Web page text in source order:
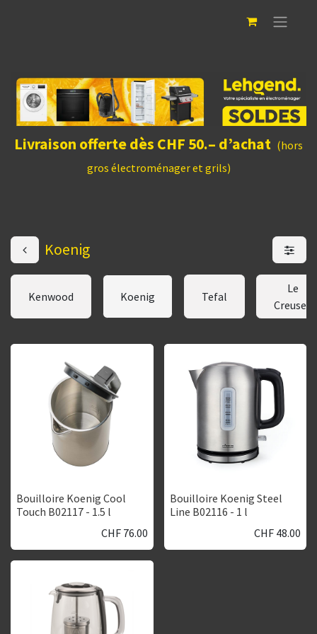
Livraison offerte dès CHF 50.– d’achat (hors
gros électroménager et grils)
Koenig
Kenwood Koenig Tefal
Le
Creuset
Bouilloire Koenig Cool
Touch B02117 - 1.5 l
CHF 76.00
Bouilloire Koenig Steel
Line B02116 - 1 l
CHF 48.00